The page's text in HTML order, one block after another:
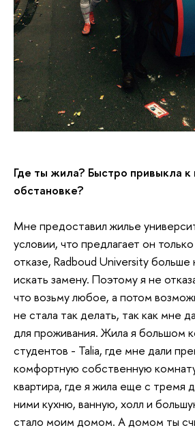
Где ты жила? Быстро привыкла к
обстановке?
Мне предоставил жилье
условии, что предлагает он
отказе, Radboud Universityбольше
искать замену. Поэтому я не
что возьму любое, а потом
не стала так делать, так как мне
для проживания. Жила я большом
студентов - Talia, где мне дали
комфортную собственную
квартира, где я жила еще с тремя
ними кухню, ванную, холл и
стало моим домом. А домом ты